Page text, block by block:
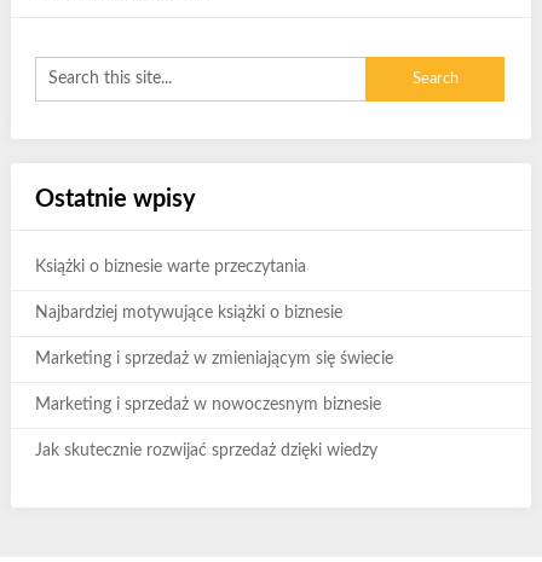
Ostatnie wpisy
Książki o biznesie warte przeczytania
Najbardziej motywujące książki o biznesie
Marketing i sprzedaż w zmieniającym się świecie
Marketing i sprzedaż w nowoczesnym biznesie
Jak skutecznie rozwijać sprzedaż dzięki wiedzy